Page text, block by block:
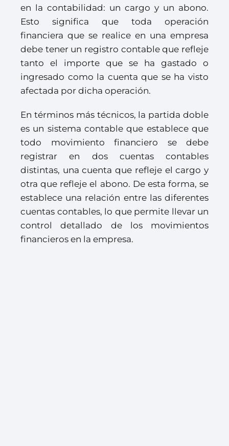
en la contabilidad: un cargo y un abono.
Esto significa que toda operación
financiera que se realice en una empresa
debe tener un registro contable que refleje
tanto el importe que se ha gastado o
ingresado como la cuenta que se ha visto
afectada por dicha operación.
En términos más técnicos, la partida doble
es un sistema contable que establece que
todo movimiento financiero se debe
registrar en dos cuentas contables
distintas, una cuenta que refleje el cargo y
otra que refleje el abono. De esta forma, se
establece una relación entre las diferentes
cuentas contables, lo que permite llevar un
control detallado de los movimientos
financieros en la empresa.